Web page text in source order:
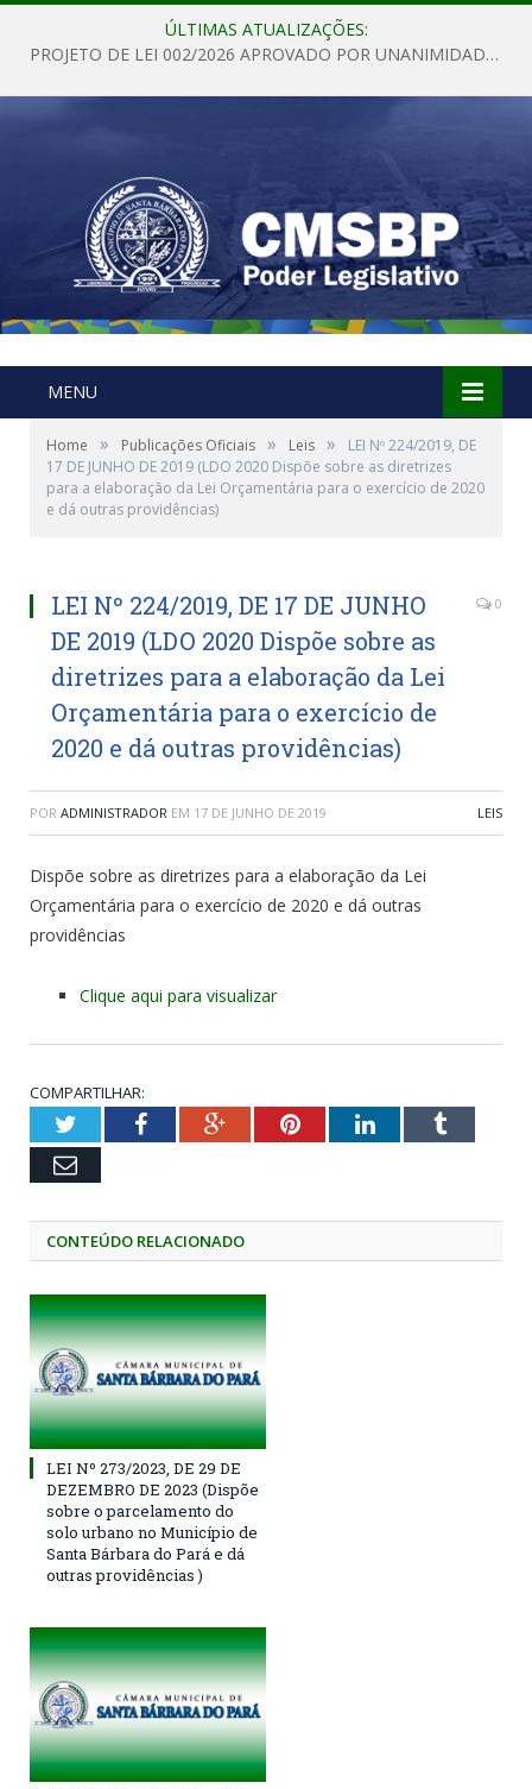
ÚLTIMAS ATUALIZAÇÕES:
PROJETO DE LEI 002/2026 APROVADO POR UNANIMIDADE EM SESSÃO ORDINÁRIA NESTA QUINTA – FEIRA 28 DE MAIO DE 2026
MENU
Home » Publicações Oficiais » Leis »
LEI Nº 224/2019, DE
17 DE JUNHO DE 2019 (LDO 2020 Dispõe sobre as diretrizes
para a elaboração da Lei Orçamentária para o exercício de 2020
e dá outras providências)
LEI Nº 224/2019, DE 17 DE JUNHO
DE 2019 (LDO 2020 Dispõe sobre as
diretrizes para a elaboração da Lei
Orçamentária para o exercício de
2020 e dá outras providências)
0
POR ADMINISTRADOR EM 17 DE JUNHO DE 2019 LEIS
Dispõe sobre as diretrizes para a elaboração da Lei
Orçamentária para o exercício de 2020 e dá outras
providências
Clique aqui para visualizar
COMPARTILHAR:
TwitterFacebookGoogle+PinterestLinkedInTumblr
Email
CONTEÚDO RELACIONADO
LEI Nº 273/2023, DE 29 DE
DEZEMBRO DE 2023 (Dispõe
sobre o parcelamento do
solo urbano no Município de
Santa Bárbara do Pará e dá
outras providências )